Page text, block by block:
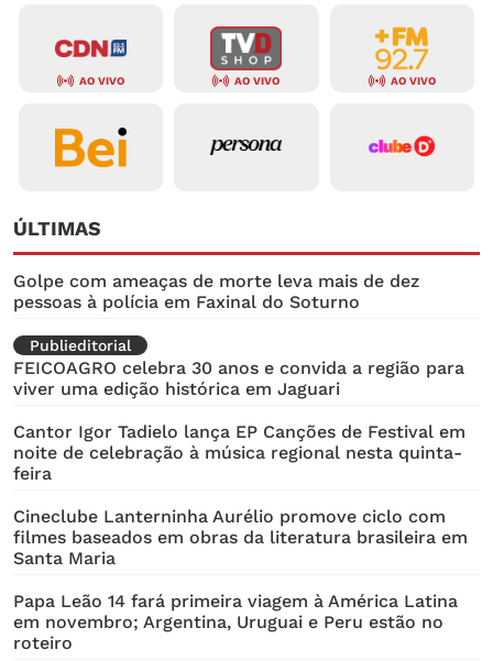
AO VIVO AO VIVO AO VIVO
ÚLTIMAS
Golpe com ameaças de morte leva mais de dez
pessoas à polícia em Faxinal do Soturno
Publieditorial
FEICOAGRO celebra 30 anos e convida a região para
viver uma edição histórica em Jaguari
Cantor Igor Tadielo lança EP Canções de Festival em
noite de celebração à música regional nesta quinta-
feira
Cineclube Lanterninha Aurélio promove ciclo com
filmes baseados em obras da literatura brasileira em
Santa Maria
Papa Leão 14 fará primeira viagem à América Latina
em novembro; Argentina, Uruguai e Peru estão no
roteiro